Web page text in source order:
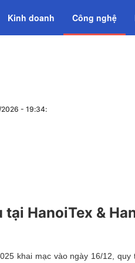
Kinh doanh Công nghệ
- 19:34:
HanoiTex &
khai mạc vào ngày 16/12,